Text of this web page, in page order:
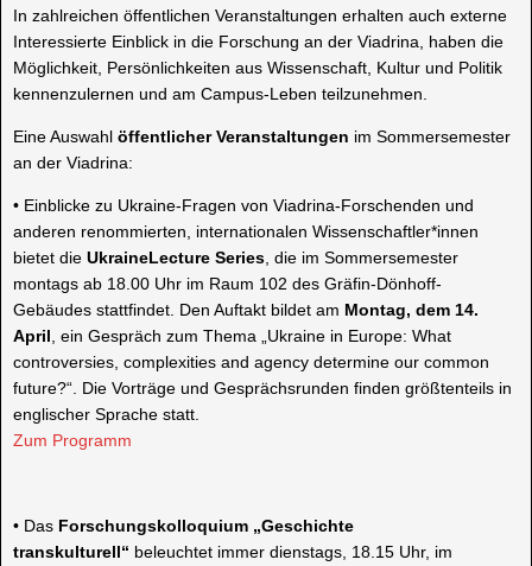
In zahlreichen öffentlichen Veranstaltungen erhalten auch externe
Interessierte Einblick in die Forschung an der Viadrina, haben die
Möglichkeit, Persönlichkeiten aus Wissenschaft, Kultur und Politik
kennenzulernen und am Campus-Leben teilzunehmen.
Eine Auswahl öffentlicher Veranstaltungen im Sommersemester
an der Viadrina:
• Einblicke zu Ukraine-Fragen von Viadrina-Forschenden und
anderen renommierten, internationalen Wissenschaftler*innen
bietet die UkraineLecture Series , die im Sommersemester
montags ab 18.00 Uhr im Raum 102 des Gräfin-Dönhoff-
Gebäudes stattfindet. Den Auftakt bildet am Montag, dem 14.
April , ein Gespräch zum Thema „Ukraine in Europe: What
controversies complexities and agency determine our common
future?“. Die Vorträge und Gesprächsrunden finden größtenteils in
englischer Sprache statt.
Zum Programm
• Das Forschungskolloquium „Geschichte
transkulturell“ beleuchtet immer dienstags, 18.15 Uhr, im